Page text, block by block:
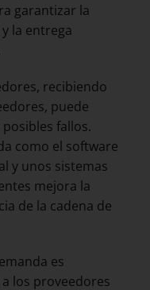
garantizar la
la entrega
recibiendo
puede
fallos.
como el software
y unos sistemas
mejora la
de la cadena de
es
los proveedores